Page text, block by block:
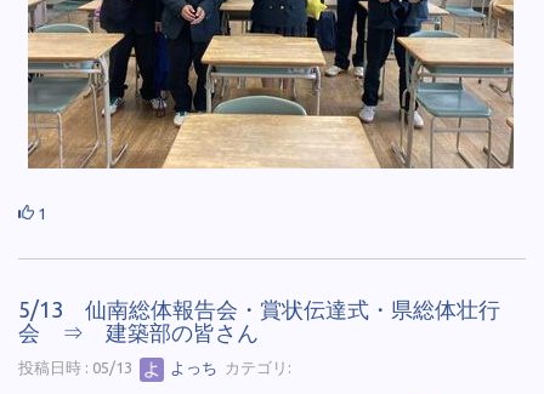
1
5/13 仙南総体報告会・賞状伝達式・県総体壮行
会 ⇒ 建築部の皆さん
投稿日時 : 05/13 よっち カテゴリ: